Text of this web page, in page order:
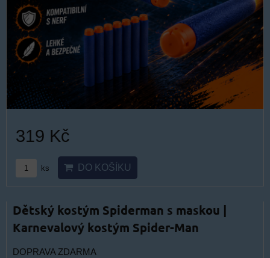
319 Kč
ks DO KOŠÍKU
Dětský kostým Spiderman s maskou |
Karnevalový kostým Spider-Man
DOPRAVA ZDARMA